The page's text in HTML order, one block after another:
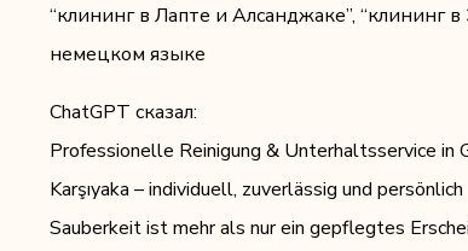
“клининг в Лапте и Алсанджаке”, “клининг
немецком языке
ChatGPT сказал:
Professionelle Reinigung & Unterhaltsservice in
Karşıyaka – individuell, zuverlässig und persönlich
Sauberkeit ist mehr als nur ein gepflegtes